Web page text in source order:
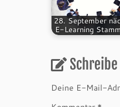
28. September
E-Learning
Deine E-Mail-